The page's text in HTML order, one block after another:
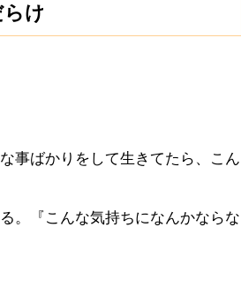
け
事ばかりをして生きてたら、こん
。『こんな気持ちになんかならな